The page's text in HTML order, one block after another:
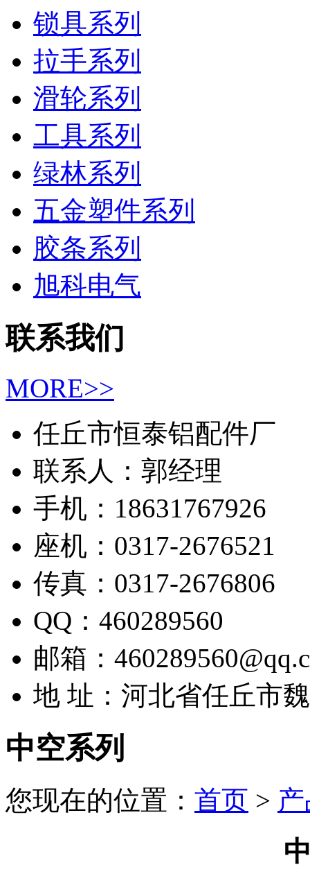
锁具系列
拉手系列
滑轮系列
工具系列
绿林系列
五金塑件系列
胶条系列
旭科电气
联系我们
MORE>>
任丘市恒泰铝配件厂
联系人：郭经理
手机：18631767926
座机：0317-2676521
传真：0317-2676806
QQ：460289560
邮箱：
地 址：河北省任丘市
中空系列
您现在的位置： 首页 >